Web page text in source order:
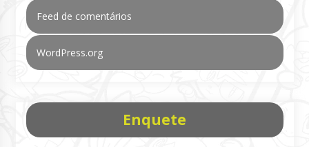
Feed de comentários
WordPress.org
Enquete